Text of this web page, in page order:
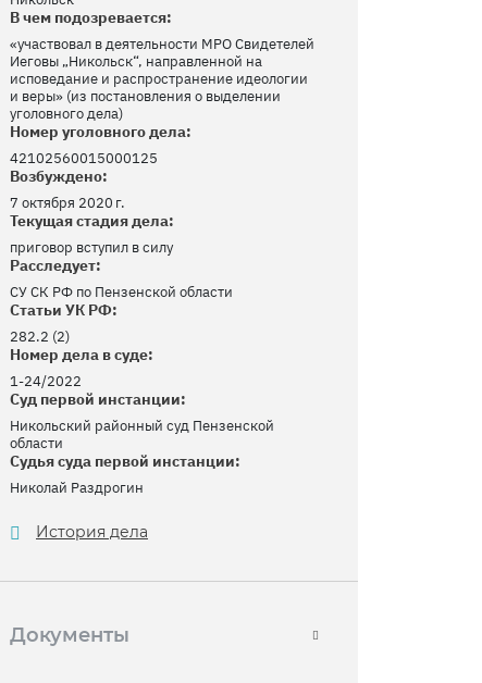
В чем подозревается:
«участвовал в деятельности МРО Свидетелей
Иеговы „Никольск“, направленной на
исповедание и распространение идеологии
и веры» (из постановления о выделении
уголовного дела)
Номер уголовного дела:
42102560015000125
Возбуждено:
7 октября 2020 г.
Текущая стадия дела:
приговор вступил в силу
Расследует:
СУ СК РФ по Пензенской области
Статьи УК РФ:
282.2 (2)
Номер дела в суде:
1-24/2022
Суд первой инстанции:
Никольский районный суд Пензенской
области
Судья суда первой инстанции:
Николай Раздрогин
История дела
Документы